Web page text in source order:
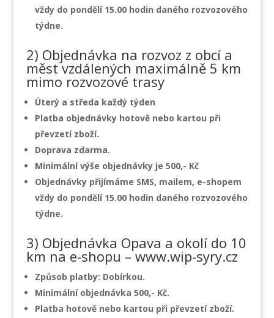
vždy do pondělí 15.00 hodin daného rozvozového
týdne.
2) Objednávka na rozvoz z obcí a
měst vzdálených maximálně 5 km
mimo rozvozové trasy
Úterý a středa každý týden
Platba objednávky hotově nebo kartou při
převzetí zboží.
Doprava zdarma.
Minimální výše objednávky je 500,- Kč
Objednávky přijímáme SMS, mailem, e-shopem
vždy do pondělí 15.00 hodin daného rozvozového
týdne.
3) Objednávka Opava a okolí do 10
km na e-shopu – www.wip-syry.cz
Způsob platby: Dobírkou.
Minimální objednávka 500,- Kč.
Platba hotově nebo kartou při převzetí zboží.